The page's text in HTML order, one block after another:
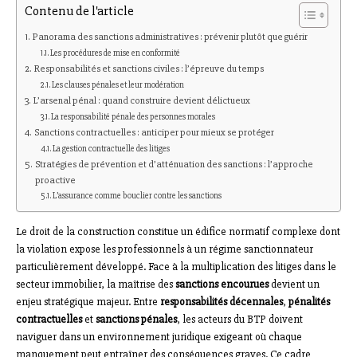
Contenu de l'article
Panorama des sanctions administratives : prévenir plutôt que guérir
Les procédures de mise en conformité
Responsabilités et sanctions civiles : l’épreuve du temps
Les clauses pénales et leur modération
L’arsenal pénal : quand construire devient délictueux
La responsabilité pénale des personnes morales
Sanctions contractuelles : anticiper pour mieux se protéger
La gestion contractuelle des litiges
Stratégies de prévention et d’atténuation des sanctions : l’approche
proactive
L’assurance comme bouclier contre les sanctions
Le droit de la construction constitue un édifice normatif complexe dont
la violation expose les professionnels à un régime sanctionnateur
particulièrement développé. Face à la multiplication des litiges dans le
secteur immobilier, la maîtrise dessanctions encouruesdevient un
enjeu stratégique majeur. Entre responsabilités décennales, pénalités
contractuellesetsanctions pénales, les acteurs du BTP doivent
naviguer dans un environnement juridique exigeant où chaque
manquement peut entraîner des conséquences graves. Ce cadre